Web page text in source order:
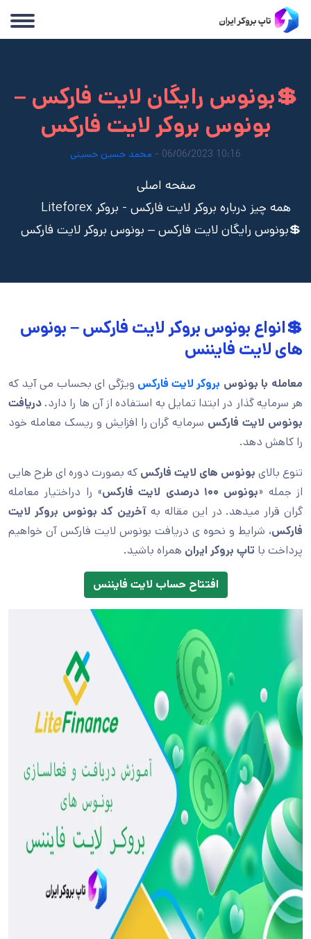
💲بونوس رایگان لایت فارکس –
بونوس بروکر لایت فارکس
10:16 06/06/2023 - محمد حسین حسینی
صفحه اصلی
همه چیز درباره بروکر لایت فارکس - بروکر Liteforex
💲بونوس رایگان لایت فارکس – بونوس بروکر لایت فارکس
💲انواع بونوس بروکر لایت فارکس – بونوس
های لایت فایننس
معامله با بونوس بروکر لایت فارکس ویژگی ای بحساب می آید که
هر سرمایه گذار در ابتدا تمایل به استفاده از آن ها را دارد. دریافت
بونوس لایت فارکس سرمایه گران را افزایش و ریسک معامله خود
را کاهش دهد.
تنوع بالای بونوس های لایت فارکس که بصورت دوره ای طرح هایی
از جمله «بونوس ۱۰۰ درصدی لایت فارکس
» را دراختیار معامله
گران قرار میدهد. در این مقاله بهآخرین کد بونوس بروکر لایت
فارکس، شرایط و نحوه ی دریافت بونوس لایت فارکس آن خواهیم
پرداخت با تاپ بروکر ایران همراه باشید.
افتتاح حساب لایت فایننس